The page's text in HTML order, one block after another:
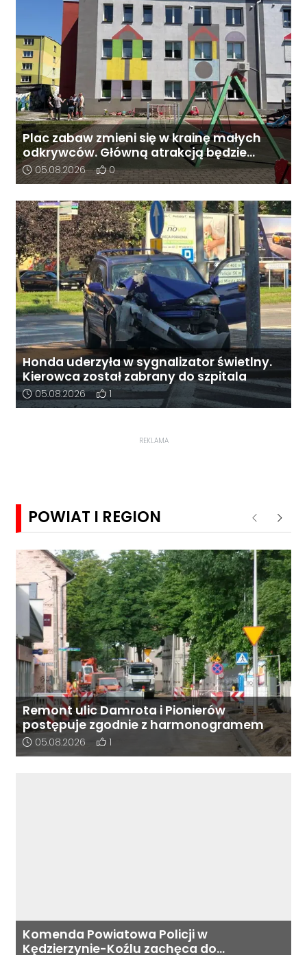
Plac zabaw zmieni się w krainę małych
odkrywców. Główną atrakcją będzie
galeon
Data dodania artykułu:
05.08.2026 Liczba pozytywnych reakcji użytkowników
0
Honda uderzyła w sygnalizator świetlny.
Kierowca został zabrany do szpitala
Data dodania artykułu:
05.08.2026 Liczba pozytywnych reakcji użytkowników
1
REKLAMA
POWIAT I REGION Poprzednie
Remont ulic Damrota i Pionierów
postępuje zgodnie z harmonogramem
Data dodania artykułu:
05.08.2026 Liczba pozytywnych reakcji użytkowników
1
Komenda Powiatowa Policji w
Kędzierzynie-Koźlu zachęca do